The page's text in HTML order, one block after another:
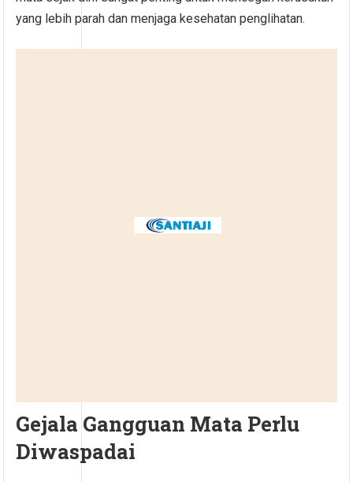
yang lebih parah dan menjaga kesehatan penglihatan.
Gejala Gangguan Mata Perlu
Diwaspadai